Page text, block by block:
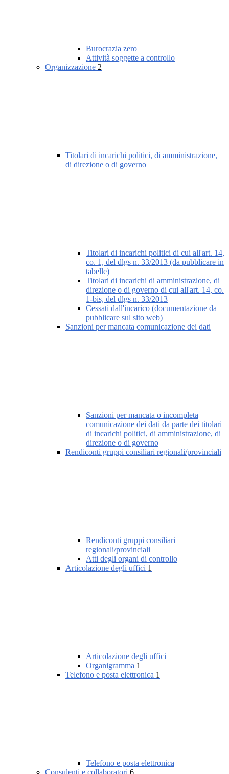
Burocrazia zero
Attività soggette a controllo
Organizzazione 2
Titolari di incarichi politici, di amministrazione,
di direzione o di governo
Titolari di incarichi politici di cui all'art. 14,
co. 1, del dlgs n. 33/2013 (da pubblicare in
tabelle)
Titolari di incarichi di amministrazione, di
direzione o di governo di cui all'art. 14, co.
1-bis, del dlgs n. 33/2013
Cessati dall'incarico (documentazione da
pubblicare sul sito web)
Sanzioni per mancata comunicazione dei dati
Sanzioni per mancata o incompleta
comunicazione dei dati da parte dei titolari
di incarichi politici, di amministrazione, di
direzione o di governo
Rendiconti gruppi consiliari regionali/provinciali
Rendiconti gruppi consiliari
regionali/provinciali
Atti degli organi di controllo
Articolazione degli uffici 1
Articolazione degli uffici
Organigramma 1
Telefono e posta elettronica 1
Telefono e posta elettronica